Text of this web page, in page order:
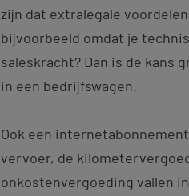
zijn dat extralegale
bijvoorbeeld omdat je
saleskracht? Dan is de kans
in een bedrijfswagen.
Ook een
vervoer, de
onkostenvergoeding vallen